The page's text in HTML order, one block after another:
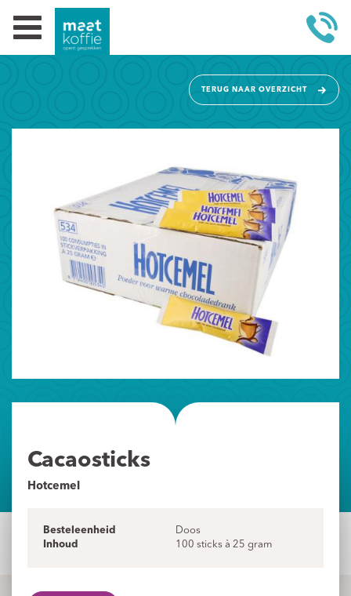
TERUG NAAR OVERZICHT
Cacaosticks
Hotcemel
Besteleenheid
Inhoud
Doos
100 sticks à 25 gram